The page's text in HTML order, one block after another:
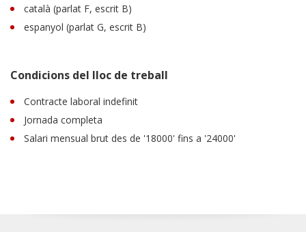
català (parlat F, escrit B)
espanyol (parlat G, escrit B)
Condicions del lloc de treball
Contracte laboral indefinit
Jornada completa
Salari mensual brut des de '18000' fins a '24000'